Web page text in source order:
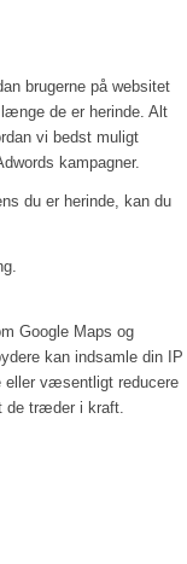
brugerne på websitet
de er herinde. Alt
vi bedst muligt
kampagner.
du er herinde, kan du
Google Maps og
kan indsamle din IP
eller væsentligt reducere
de træder i kraft.